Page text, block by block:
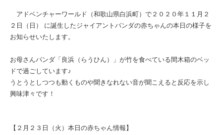
アドベンチャーワールド（和歌山県白浜町）で２０２０年１１月２
２日（日） に誕生したジャイアントパンダの赤ちゃんの本日の様子を
お知らせいたします。
お母さんパンダ「良浜（らうひん）」が竹を食べている間木箱のベッ
ドで過ごしています♪
うとうとしつつも動くものや聞きなれない音が聞こえると反応を示し
興味津々です！
【２月２３日（火）本日の赤ちゃん情報】